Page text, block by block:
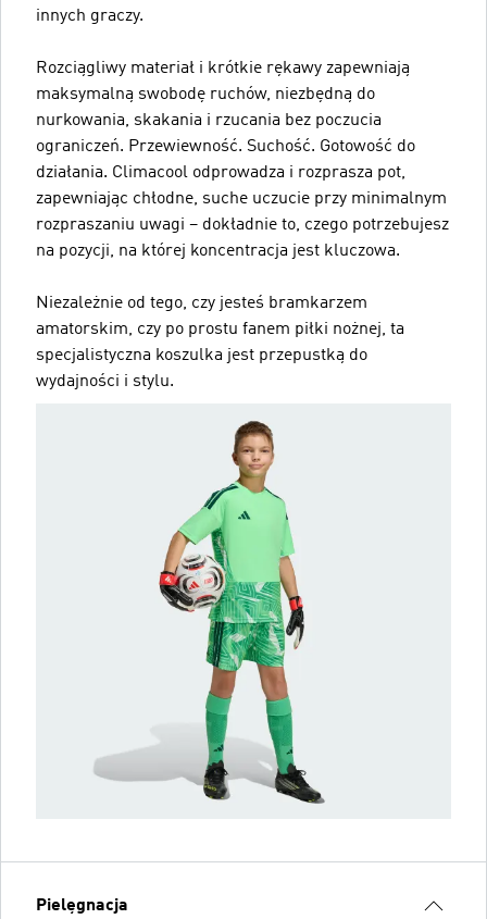
innych graczy.
Rozciągliwy materiał i krótkie rękawy zapewniają
maksymalną swobodę ruchów, niezbędną do
nurkowania, skakania i rzucania bez poczucia
ograniczeń. Przewiewność. Suchość. Gotowość do
działania. Climacool odprowadza i rozprasza pot,
zapewniając chłodne, suche uczucie przy minimalnym
rozpraszaniu uwagi – dokładnie to, czego potrzebujesz
na pozycji, na której koncentracja jest kluczowa.
Niezależnie od tego, czy jesteś bramkarzem
amatorskim, czy po prostu fanem piłki nożnej, ta
specjalistyczna koszulka jest przepustką do
wydajności i stylu.
Pielęgnacja